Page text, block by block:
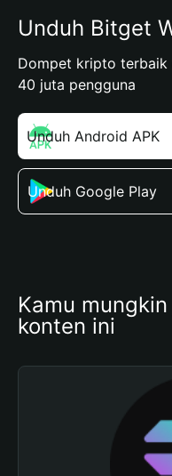
Unduh Bitget
Dompet kripto terbaik
40 juta pengguna
Unduh Android APK
Unduh Google Play
Kamu
konten ini